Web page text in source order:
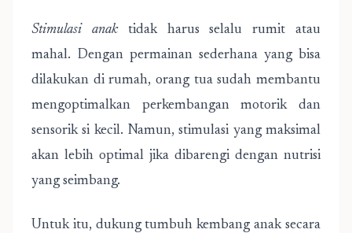
Stimulasi anaktidak harus selalu rumit atau
mahal. Dengan permainan sederhana yang bisa
dilakukan di rumah, orang tua sudah membantu
mengoptimalkan perkembangan motorik dan
sensorik si kecil. Namun, stimulasi yang maksimal
akan lebih optimal jika dibarengi dengan nutrisi
yang seimbang.
Untuk itu, dukung tumbuh kembang anak secara